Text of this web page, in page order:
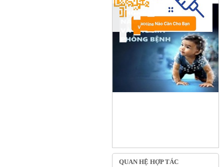
QUAN HỆ HỢP TÁC